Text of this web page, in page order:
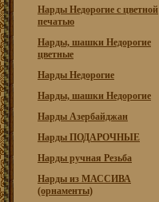
Нарды Недорогие с цветной
печатью
Нарды, шашки Недорогие
цветные
Нарды Недорогие
Нарды, шашки Недорогие
Нарды Азербайджан
Нарды ПОДАРОЧНЫЕ
Нарды ручная Резьба
Нарды из МАССИВА
(орнаменты)